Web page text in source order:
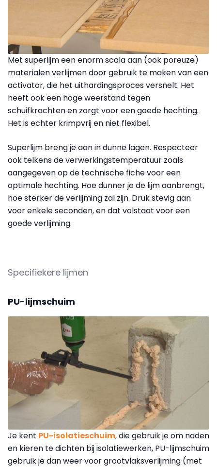
Met superlijm een enorm scala aan (ook poreuze)
materialen verlijmen door gebruik te maken van een
activator, die het uithardingsproces versnelt. Het
heeft ook een hoge weerstand tegen
schuifkrachten en zorgt voor een goede hechting.
Het is echter krimpvrij en niet flexibel.
Superlijm breng je aan in dunne lagen. Respecteer
ook telkens de verwerkingstemperatuur zoals
aangegeven op de technische fiche voor een
optimale hechting. Hoe dunner je de lijm aanbrengt,
hoe sterker de verlijming zal zijn. Druk stevig aan
voor enkele seconden, en dat volstaat voor een
goede verlijming.
Specifiekere lijmen
PU-lijmschuim
Je kent PU-isolatieschuim, die gebruik je om naden
en kieren te dichten bij isolatiewerken, PU-lijmschuim
gebruik je dan weer voor grootvlaksverlijming (met